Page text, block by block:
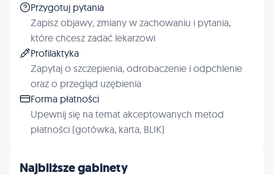
Najbliższe gabinety
Przygotuj pytania
Zapisz objawy, zmiany w zachowaniu i pytania,
które chcesz zadać lekarzowi
Profilaktyka
Zapytaj o szczepienia, odrobaczenie i odpchlenie
oraz o przegląd uzębienia
Forma płatności
Upewnij się na temat akceptowanych metod
płatności (gotówka, karta, BLIK)